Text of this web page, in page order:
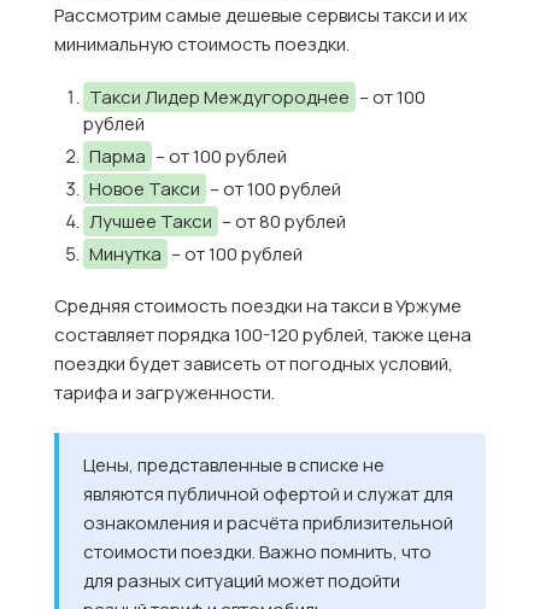
Рассмотрим самые дешевые сервисы такси и их
минимальную стоимость поездки.
Такси Лидер Междугороднее – от 100
рублей
Парма – от 100 рублей
Новое Такси – от 100 рублей
Лучшее Такси – от 80 рублей
Минутка – от 100 рублей
Средняя стоимость поездки на такси в Уржуме
составляет порядка 100-120 рублей, также цена
поездки будет зависеть от погодных условий,
тарифа и загруженности.
Цены, представленные в списке не
являются публичной офертой и служат для
ознакомления и расчёта приблизительной
стоимости поездки. Важно помнить, что
для разных ситуаций может подойти